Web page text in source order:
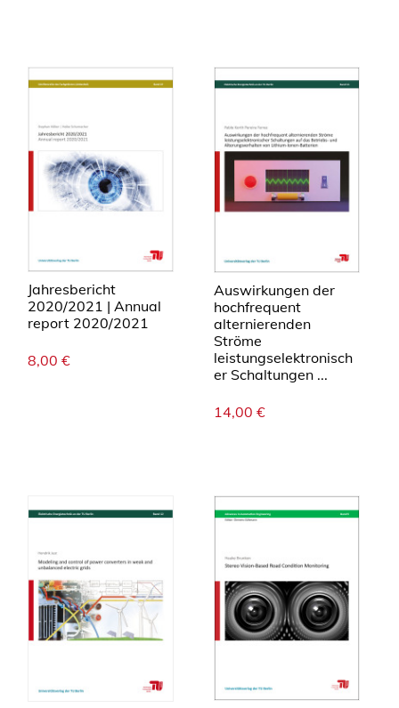
Jahresbericht
2020/2021 | Annual
report 2020/2021
8,00 €
Auswirkungen der
hochfrequent
alternierenden
Ströme
leistungselektronisch
er Schaltungen ...
14,00 €